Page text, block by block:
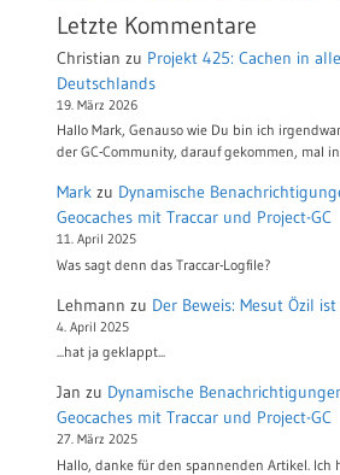
Letzte Kommentare
Christian zu Projekt 425: Cachen in
Deutschlands
19. März 2026
Hallo Mark, Genauso wie Du bin ich
der GC-Community, darauf gekommen, mal
Mark zu Dynamische
Geocaches mit Traccar und Project-GC
11. April 2025
Was sagt denn das Traccar-Logfile?
Lehmann zu Der Beweis: Mesut Özil
4. April 2025
...hat ja geklappt...
Jan zu Dynamische
Geocaches mit Traccar und Project-GC
27. März 2025
Hallo, danke für den spannenden Artikel. Ich